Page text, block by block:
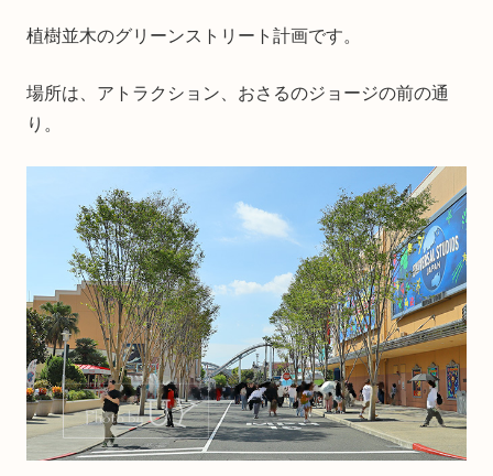
植樹並木のグリーンストリート計画です。
場所は、アトラクション、おさるのジョージの前の通
り。